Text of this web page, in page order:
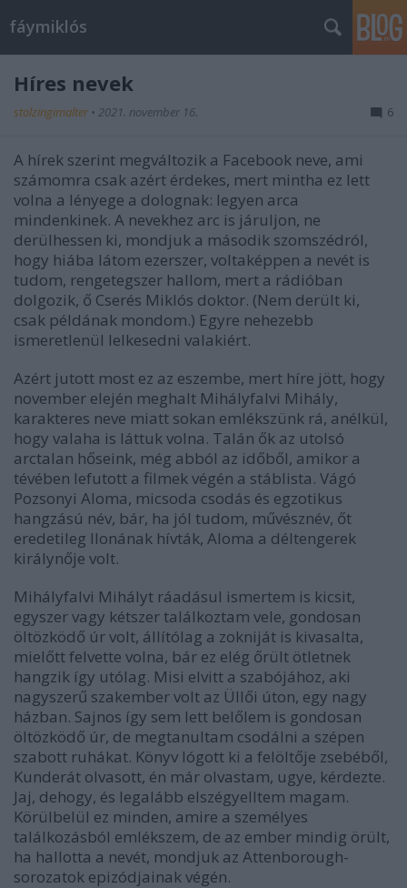
fáymiklós
Híres nevek
stolzingimalter • 2021. november 16. 6
A hírek szerint megváltozik a Facebook neve, ami
számomra csak azért érdekes, mert mintha ez lett
volna a lényege a dolognak: legyen arca
mindenkinek. A nevekhez arc is járuljon, ne
derülhessen ki, mondjuk a második szomszédról,
hogy hiába látom ezerszer, voltaképpen a nevét is
tudom, rengetegszer hallom, mert a rádióban
dolgozik, ő Cserés Miklós doktor. (Nem derült ki,
csak példának mondom.) Egyre nehezebb
ismeretlenül lelkesedni valakiért.
Azért jutott most ez az eszembe, mert híre jött, hogy
november elején meghalt Mihályfalvi Mihály,
karakteres neve miatt sokan emlékszünk rá, anélkül,
hogy valaha is láttuk volna. Talán ők az utolsó
arctalan hőseink, még abból az időből, amikor a
tévében lefutott a filmek végén a stáblista. Vágó
Pozsonyi Aloma, micsoda csodás és egzotikus
hangzású név, bár, ha jól tudom, művésznév, őt
eredetileg Ilonának hívták, Aloma a déltengerek
királynője volt.
Mihályfalvi Mihályt ráadásul ismertem is kicsit,
egyszer vagy kétszer találkoztam vele, gondosan
öltözködő úr volt, állítólag a zokniját is kivasalta,
mielőtt felvette volna, bár ez elég őrült ötletnek
hangzik így utólag. Misi elvitt a szabójához, aki
nagyszerű szakember volt az Üllői úton, egy nagy
házban. Sajnos így sem lett belőlem is gondosan
öltözködő úr, de megtanultam csodálni a szépen
szabott ruhákat. Könyv lógott ki a felöltője zsebéből,
Kunderát olvasott, én már olvastam, ugye, kérdezte.
Jaj, dehogy, és legalább elszégyelltem magam.
Körülbelül ez minden, amire a személyes
találkozásból emlékszem, de az ember mindig örült,
ha hallotta a nevét, mondjuk az Attenborough-
sorozatok epizódjainak végén.